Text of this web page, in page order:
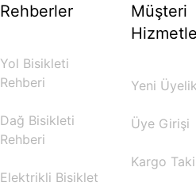
Rehberler
Yol Bisikleti
Rehberi
Dağ Bisikleti
Rehberi
Elektrikli Bisiklet
Müşteri
Yeni Üyelik
Üye Girişi
Kargo